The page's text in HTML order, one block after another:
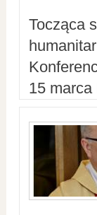
Tocząca
15 marca